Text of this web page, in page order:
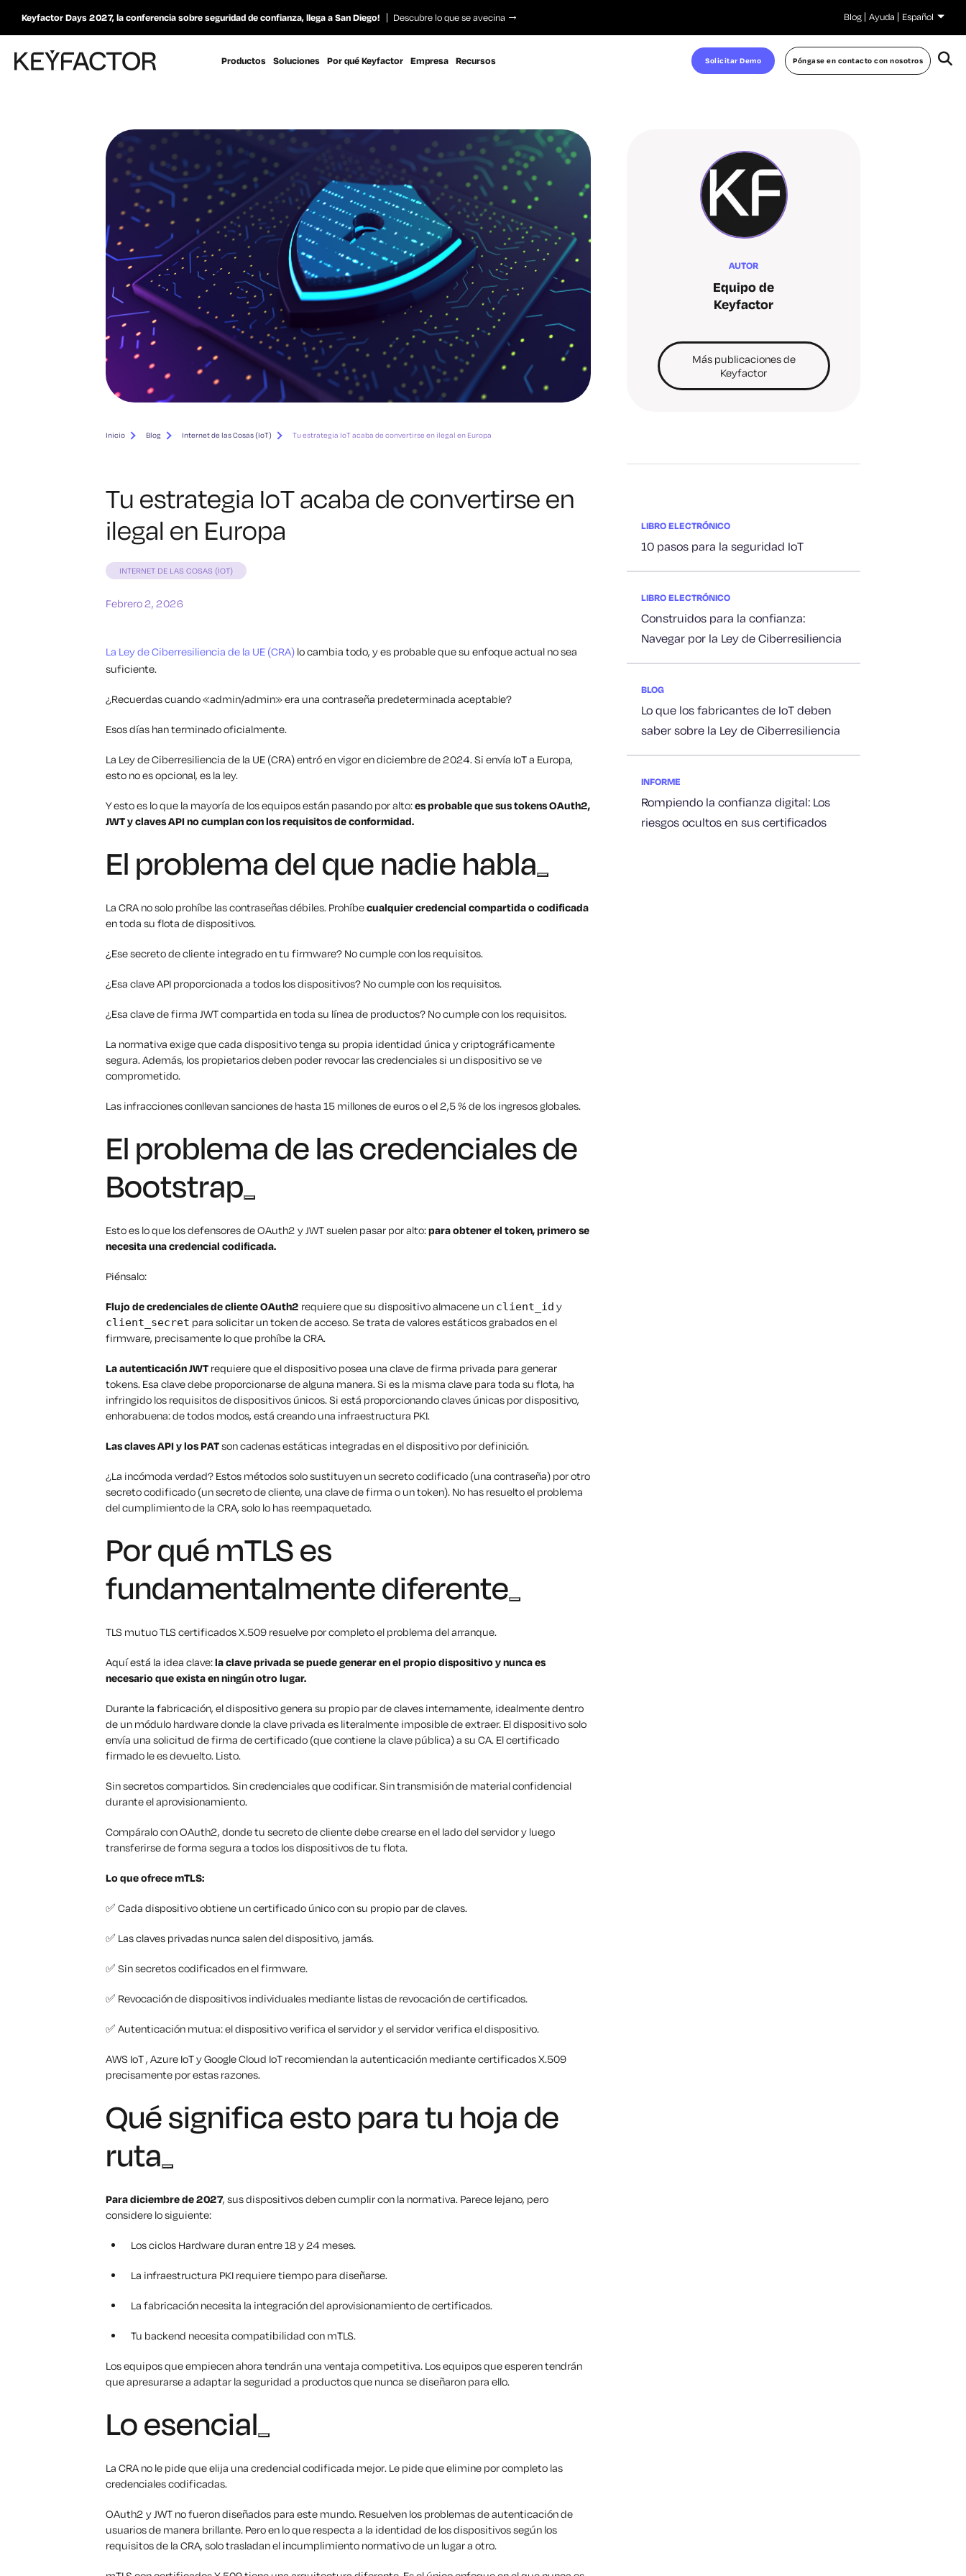
Keyfactor Days 2027, la conferencia sobre seguridad de confianza, llega a San Diego! Descubre lo que se avecina Blog Ayuda Español
Productos Soluciones Por qué Keyfactor Empresa Recursos Solicitar Demo Póngase en contacto con nosotros
Inicio Blog Internet de las Cosas (IoT) Tu estrategia IoT acaba de convertirse en ilegal en Europa
Tu estrategia IoT acaba de convertirse en
ilegal en Europa
INTERNET DE LAS COSAS (IOT)
Febrero 2, 2026
La Ley de Ciberresiliencia de la UE (CRA) lo cambia todo, y es probable que su enfoque actual no sea
suficiente.
¿Recuerdas cuando «admin/admin» era una contraseña predeterminada aceptable?
Esos días han terminado oficialmente.
La Ley de Ciberresiliencia de la UE (CRA) entró en vigor en diciembre de 2024. Si envía IoT a Europa,
esto no es opcional, es la ley.
Y esto es lo que la mayoría de los equipos están pasando por alto:es probable que sus tokens OAuth2,
JWT y claves API no cumplan con los requisitos de conformidad.
El problema del que nadie habla
La CRA no solo prohíbe las contraseñas débiles. Prohíbecualquier credencial compartida o codificada
en toda su flota de dispositivos.
¿Ese secreto de cliente integrado en tu firmware? No cumple con los requisitos.
¿Esa clave API proporcionada a todos los dispositivos? No cumple con los requisitos.
¿Esa clave de firma JWT compartida en toda su línea de productos? No cumple con los requisitos.
La normativa exige que cada dispositivo tenga su propia identidad única y criptográficamente
segura. Además, los propietarios deben poder revocar las credenciales si un dispositivo se ve
comprometido.
Las infracciones conllevan sanciones de hasta 15 millones de euros o el 2,5 % de los ingresos globales.
El problema de las credenciales de
Bootstrap
Esto es lo que los defensores de OAuth2 y JWT suelen pasar por alto:para obtener el token, primero se
necesita una credencial codificada.
Piénsalo:
Flujo de credenciales de cliente OAuth2 requiere que su dispositivo almacene un client_id y
client_secret para solicitar un token de acceso. Se trata de valores estáticos grabados en el
firmware, precisamente lo que prohíbe la CRA.
La autenticación JWT requiere que el dispositivo posea una clave de firma privada para generar
tokens. Esa clave debe proporcionarse de alguna manera. Si es la misma clave para toda su flota, ha
infringido los requisitos de dispositivos únicos. Si está proporcionando claves únicas por dispositivo,
enhorabuena: de todos modos, está creando una infraestructura PKI.
Las claves API y los PATson cadenas estáticas integradas en el dispositivo por definición.
¿La incómoda verdad? Estos métodos solo sustituyen un secreto codificado (una contraseña) por otro
secreto codificado (un secreto de cliente, una clave de firma o un token). No has resuelto el problema
del cumplimiento de la CRA, solo lo has reempaquetado.
Por qué mTLS es
fundamentalmente diferente
TLS mutuo TLS certificados X.509 resuelve por completo el problema del arranque.
Aquí está la idea clave:la clave privada se puede generar en el propio dispositivo y nunca es
necesario que exista en ningún otro lugar.
Durante la fabricación, el dispositivo genera su propio par de claves internamente, idealmente dentro
de un módulo hardware donde la clave privada es literalmente imposible de extraer. El dispositivo solo
envía una solicitud de firma de certificado (que contiene la clave pública) a su CA. El certificado
firmado le es devuelto. Listo.
Sin secretos compartidos. Sin credenciales que codificar. Sin transmisión de material confidencial
durante el aprovisionamiento.
Compáralo con OAuth2, donde tu secreto de cliente debe crearse en el lado del servidor y luego
transferirse de forma segura a todos los dispositivos de tu flota.
Lo que ofrece mTLS:
✅ Cada dispositivo obtiene un certificado único con su propio par de claves.
✅ Las claves privadas nunca salen del dispositivo, jamás.
✅ Sin secretos codificados en el firmware.
✅ Revocación de dispositivos individuales mediante listas de revocación de certificados.
✅ Autenticación mutua: el dispositivo verifica el servidor y el servidor verifica el dispositivo.
AWS IoT , Azure IoT y Google Cloud IoT recomiendan la autenticación mediante certificados X.509
precisamente por estas razones.
Qué significa esto para tu hoja de
ruta
Para diciembre de 2027, sus dispositivos deben cumplir con la normativa. Parece lejano, pero
considere lo siguiente:
Los ciclos Hardware duran entre 18 y 24 meses.
La infraestructura PKI requiere tiempo para diseñarse.
La fabricación necesita la integración del aprovisionamiento de certificados.
Tu backend necesita compatibilidad con mTLS.
Los equipos que empiecen ahora tendrán una ventaja competitiva. Los equipos que esperen tendrán
que apresurarse a adaptar la seguridad a productos que nunca se diseñaron para ello.
Lo esencial
La CRA no le pide que elija una credencial codificada mejor. Le pide que elimine por completo las
credenciales codificadas.
OAuth2 y JWT no fueron diseñados para este mundo. Resuelven los problemas de autenticación de
usuarios de manera brillante. Pero en lo que respecta a la identidad de los dispositivos según los
requisitos de la CRA, solo trasladan el incumplimiento normativo de un lugar a otro.
AUTOR
Equipo de
Keyfactor
Más publicaciones de
Keyfactor
LIBRO ELECTRÓNICO
10 pasos para la seguridad IoT
LIBRO ELECTRÓNICO
Construidos para la confianza:
Navegar por la Ley de Ciberresiliencia
BLOG
Lo que los fabricantes de IoT deben
saber sobre la Ley de Ciberresiliencia
INFORME
Rompiendo la confianza digital: Los
riesgos ocultos en sus certificados